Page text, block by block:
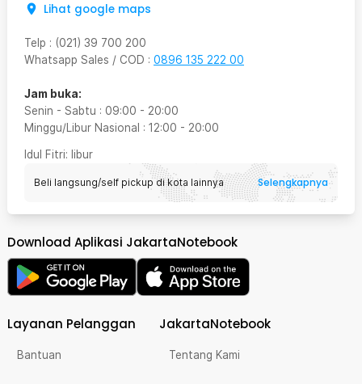
Lihat google maps
Telp : (021) 39 700 200
Whatsapp Sales / COD : 0896 135 222 00
Jam buka:
Senin - Sabtu : 09:00 - 20:00
Minggu/Libur Nasional : 12:00 - 20:00
Idul Fitri: libur
Beli langsung/self pickup di kota lainnya Selengkapnya
Download Aplikasi JakartaNotebook
Layanan Pelanggan
Bantuan
JakartaNotebook
Tentang Kami